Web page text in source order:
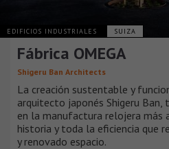
EDIFICIOS INDUSTRIALES SUIZA
Fábrica OMEGA
Shigeru Ban Architects
La creación sustentable y
arquitecto japonés Shigeru Ban,
en la manufactura relojera más
historia y toda la eficiencia que
y renovado espacio.